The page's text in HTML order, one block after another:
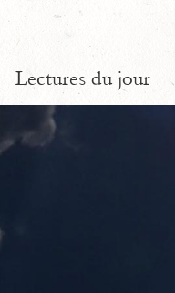
Lectures du jour